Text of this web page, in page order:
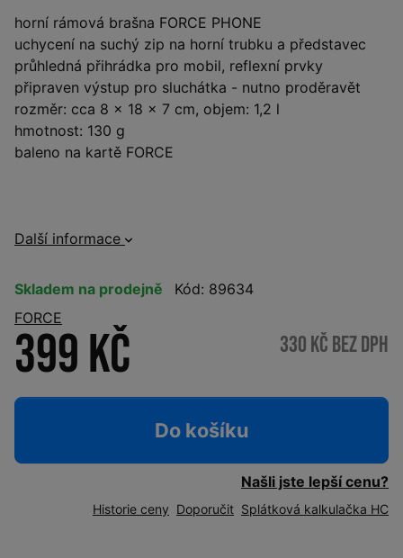
horní rámová brašna FORCE PHONE
uchycení na suchý zip na horní trubku a představec
průhledná přihrádka pro mobil, reflexní prvky
připraven výstup pro sluchátka - nutno proděravět
rozměr: cca 8 x 18 x 7 cm, objem: 1,2 l
hmotnost: 130 g
baleno na kartě FORCE
Další informace
Skladem na prodejně
Kód: 89634
FORCE
399 Kč 330 Kč bez DPH
Do košíku
Našli jste lepší cenu?
Historie ceny Doporučit Splátková kalkulačka HC